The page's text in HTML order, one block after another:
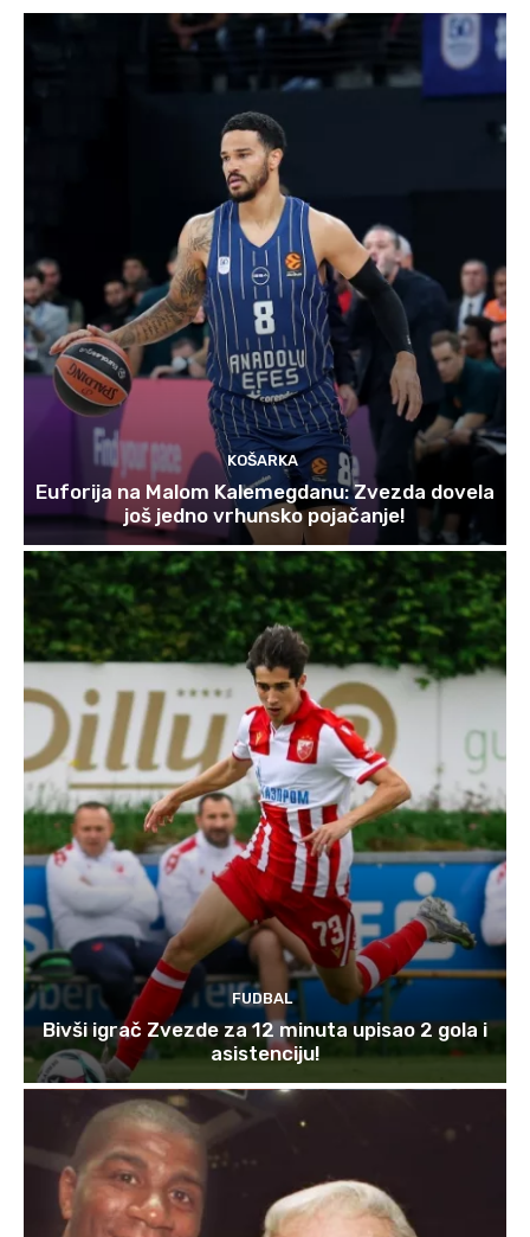
KOŠARKA
Euforija na Malom Kalemegdanu: Zvezda dovela
još jedno vrhunsko pojačanje!
FUDBAL
Bivši igrač Zvezde za 12 minuta upisao 2 gola i
asistenciju!